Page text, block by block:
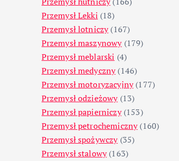
Przemysł Lekki (18)
Przemysł lotniczy(167)
Przemysł maszynowy(179)
Przemysł meblarski (4)
Przemysł medyczny(146)
Przemysł motoryzacyjny(177)
Przemysł odzieżowy(13)
Przemysł papierniczy(153)
Przemysł petrochemiczny(160)
Przemysł spożywczy(35)
Przemysł stalowy(163)